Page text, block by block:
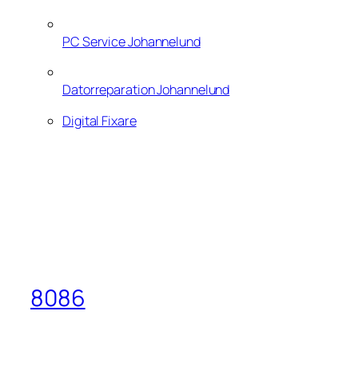
PC Service Johannelund
Datorreparation Johannelund
Digital Fixare
8086